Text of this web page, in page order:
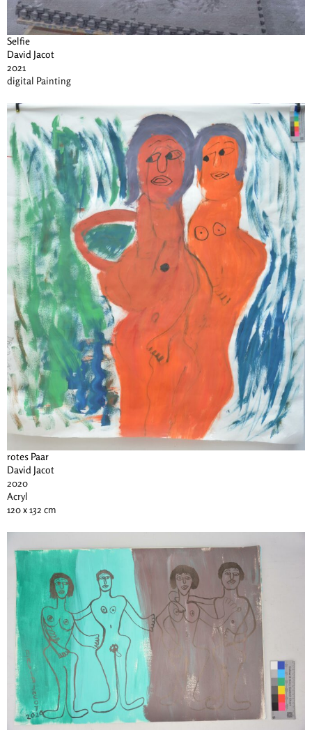
Selfie
David Jacot
2021
digital Painting
rotes Paar
David Jacot
2020
Acryl
120 x 132 cm